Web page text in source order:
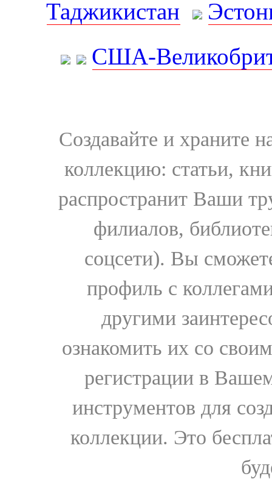
Таджикистан
США-
Создавайте и храните
коллекцию: статьи,
распространит Ваши
филиалов,
соцсети). Вы
профиль с
другими
ознакомить их со
регистрации в
инструментов для
коллекции. Это